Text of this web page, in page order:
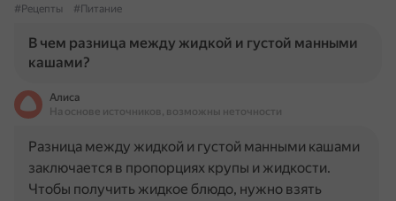
#Рецепты
#Питание
В чем разница между жидкой и густой манными
кашами?
Алиса
На основе источников, возможны неточности
Разница между жидкой и густой манными кашами
заключается в пропорциях крупы и жидкости.
Чтобы получить жидкое блюдо, нужно взять